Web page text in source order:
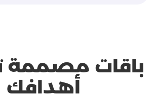
باقات مصممة
أهدافك